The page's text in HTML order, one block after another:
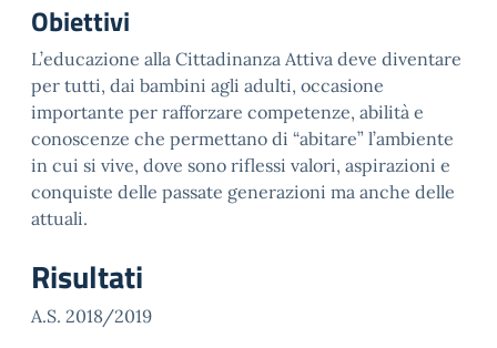
Obiettivi
L’educazione alla Cittadinanza Attiva deve diventare
per tutti, dai bambini agli adulti, occasione
importante per rafforzare competenze, abilità e
conoscenze che permettano di “abitare” l’ambiente
in cui si vive, dove sono riflessi valori, aspirazioni e
conquiste delle passate generazioni ma anche delle
attuali.
Risultati
A.S. 2018/2019